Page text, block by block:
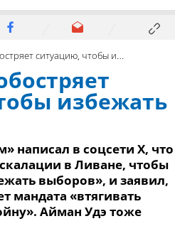
ситуацию, чтобы избежать выборов»
избежать
написал в соцсети X, что
в Ливане, чтобы
выборов», и заявил,
мандата «втягивать
Айман Удэ тоже